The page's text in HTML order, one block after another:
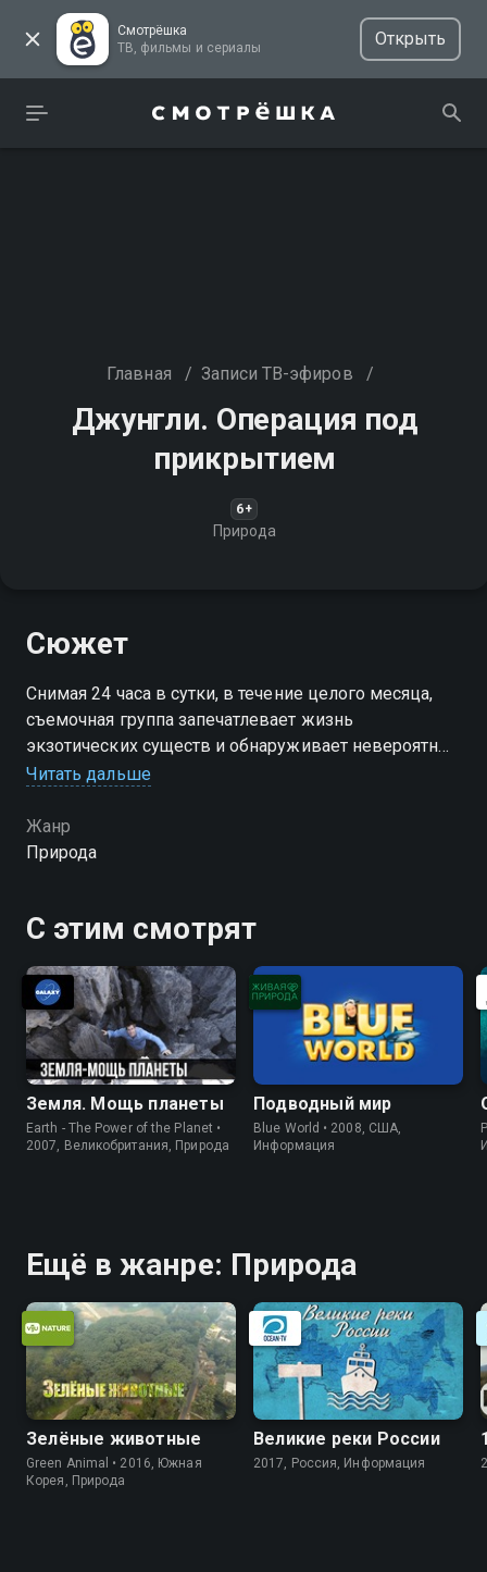
Смотрёшка
ТВ, фильмы и сериалы
Открыть
Главная / Записи ТВ-эфиров /
Джунгли. Операция под
прикрытием
6+
Природа
Сюжет
Снимая 24 часа в сутки, в течение целого месяца,
съемочная группа запечатлевает жизнь
экзотических существ и обнаруживает невероятные
трюки, которые обитатели этого места используют,
Читать дальше
Жанр
Природа
С этим смотрят
Земля. Мощь планеты
Earth - The Power of the Planet •
2007, Великобритания, Природа
Подводный мир
Blue World • 2008, США,
Информация
Ещё в жанре: Природа
Зелёные животные
Green Animal • 2016, Южная
Корея, Природа
Великие реки России
2017, Россия, Информация